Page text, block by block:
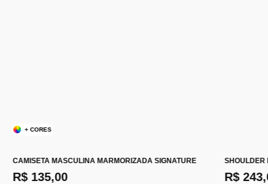
+ CORES
CAMISETA MASCULINA MARMORIZADA SIGNATURE
R$ 135,00
SHOULDER
R$